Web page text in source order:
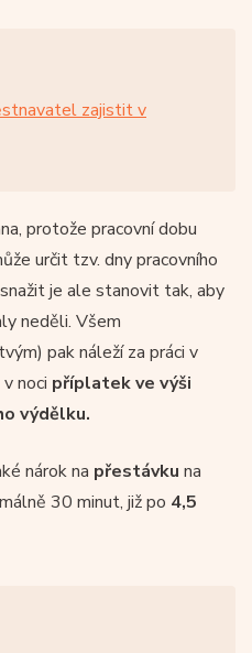
zajistit v
protože pracovní dobu
určit tzv. dny pracovního
je ale stanovit tak, aby
neděli. Všem
pak náleží za práci v
noci příplatek ve výši
výdělku.
nárok na přestávku na
30 minut, již po 4,5